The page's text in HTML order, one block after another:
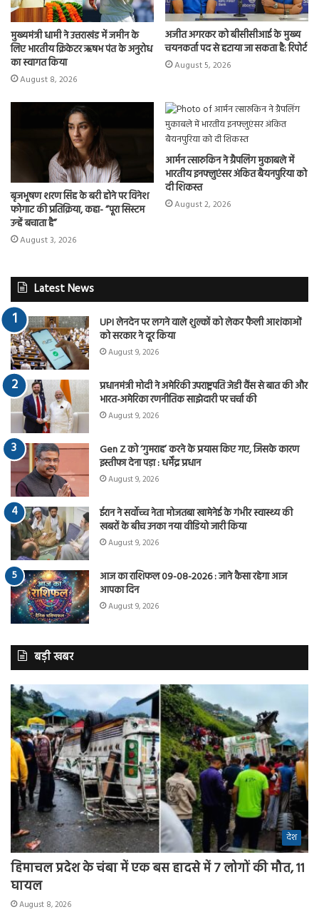
मुख्यमंत्री धामी ने उत्तराखंड में जमीन के
लिए भारतीय क्रिकेटर ऋषभ पंत के अनुरोध
का स्वागत किया
August 8, 2026
अजीत अगरकर को बीसीसीआई के मुख्य
चयनकर्ता पद से हटाया जा सकता है: रिपोर्ट
August 5, 2026
बृजभूषण शरण सिंह के बरी होने पर विनेश
फोगाट की प्रतिक्रिया, कहा- “पूरा सिस्टम
उन्हें बचाता है”
August 3, 2026
आर्मन त्सारुकिन ने ग्रैपलिंग मुकाबले में
भारतीय इनफ्लुएंसर अंकित बैयनपुरिया को
दी शिकस्त
August 2, 2026
Latest News
UPI लेनदेन पर लगने वाले शुल्कों को लेकर फैली आशंकाओं
को सरकार ने दूर किया
August 9, 2026
प्रधानमंत्री मोदी ने अमेरिकी उपराष्ट्रपति जेडी वैंस से बात की और
भारत-अमेरिका रणनीतिक साझेदारी पर चर्चा की
August 9, 2026
Gen Z को ‘गुमराह’ करने के प्रयास किए गए, जिसके कारण
इस्तीफा देना पड़ा : धर्मेंद्र प्रधान
August 9, 2026
ईरान ने सर्वोच्च नेता मोजतबा खामेनेई के गंभीर स्वास्थ्य की
खबरों के बीच उनका नया वीडियो जारी किया
August 9, 2026
आज का राशिफल 09-08-2026 : जाने कैसा रहेगा आज
आपका दिन
August 9, 2026
बड़ी खबर
देश
हिमाचल प्रदेश के चंबा में एक बस हादसे में 7 लोगों की मौत, 11
घायल
August 8, 2026